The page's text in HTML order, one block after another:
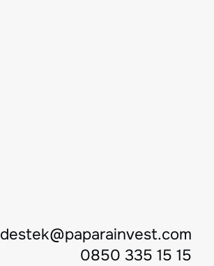
destek@paparainvest.com
0850 335 15 15